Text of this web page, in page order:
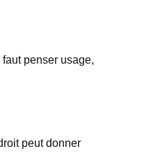
penser usage,
peut donner